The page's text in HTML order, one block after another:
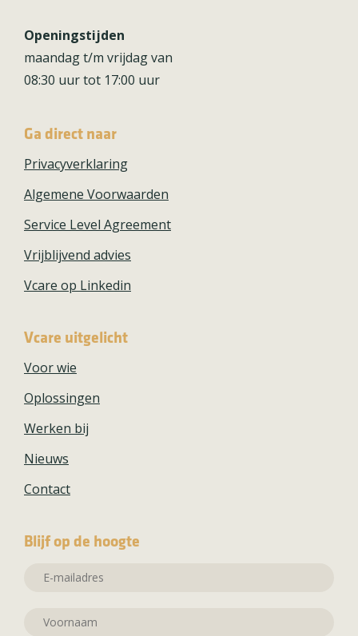
Openingstijden
maandag t/m vrijdag van
08:30 uur tot 17:00 uur
Ga direct naar
Privacyverklaring
Algemene Voorwaarden
Service Level Agreement
Vrijblijvend advies
Vcare op Linkedin
Vcare uitgelicht
Voor wie
Oplossingen
Werken bij
Nieuws
Contact
Blijf op de hoogte